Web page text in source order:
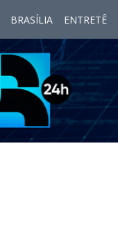
BRASÍLIA ENTRETÊ